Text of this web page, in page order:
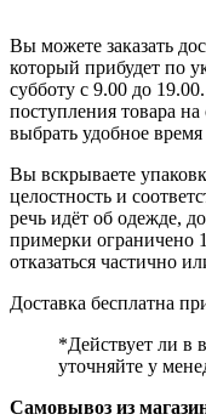
Вы можете заказать
который прибудет по
субботу с 9.00 до
поступления товара
выбрать удобное
Вы вскрываете
целостность и
речь идёт об одежде,
примерки ограничено
отказаться частично
Доставка бесплатна
*Действует ли в
уточняйте у
Самовывоз из